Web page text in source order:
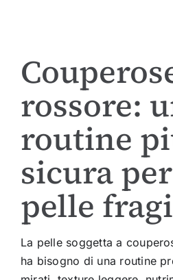
rossore:
routine
sicura
pelle
La pelle soggetta a
ha bisogno di una routine